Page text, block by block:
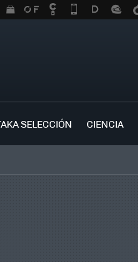
SELECCIÓN CIENCIA